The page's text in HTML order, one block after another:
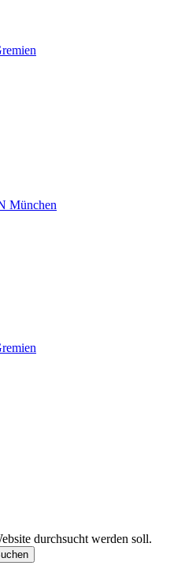
durchsucht werden soll.